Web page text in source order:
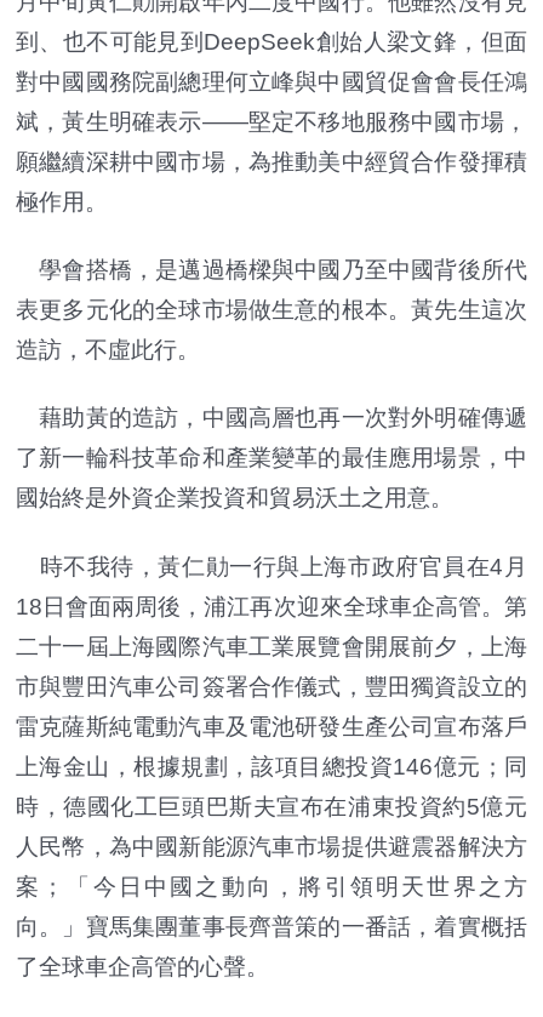
到、也不可能見到DeepSeek創始人梁文鋒，但面
對中國國務院副總理何立峰與中國貿促會會長任鴻
斌，黃生明確表示——堅定不移地服務中國市場，
願繼續深耕中國市場，為推動美中經貿合作發揮積
極作用。
學會搭橋，是邁過橋樑與中國乃至中國背後所代
表更多元化的全球市場做生意的根本。黃先生這次
造訪，不虛此行。
藉助黃的造訪，中國高層也再一次對外明確傳遞
了新一輪科技革命和產業變革的最佳應用場景，中
國始終是外資企業投資和貿易沃土之用意。
時不我待，黃仁勛一行與上海市政府官員在4月
18日會面兩周後，浦江再次迎來全球車企高管。第
二十一屆上海國際汽車工業展覽會開展前夕，上海
市與豐田汽車公司簽署合作儀式，豐田獨資設立的
雷克薩斯純電動汽車及電池研發生產公司宣布落戶
上海金山，根據規劃，該項目總投資146億元；同
時，德國化工巨頭巴斯夫宣布在浦東投資約5億元
人民幣，為中國新能源汽車市場提供避震器解決方
案；「今日中國之動向，將引領明天世界之方
向。」寶馬集團董事長齊普策的一番話，着實概括
了全球車企高管的心聲。